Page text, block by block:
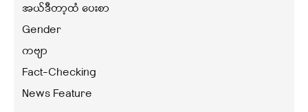
အယ်ဒီတာ့ထံ ပေးစာ
Gender
ကဗျာ
Fact-Checking
News Feature